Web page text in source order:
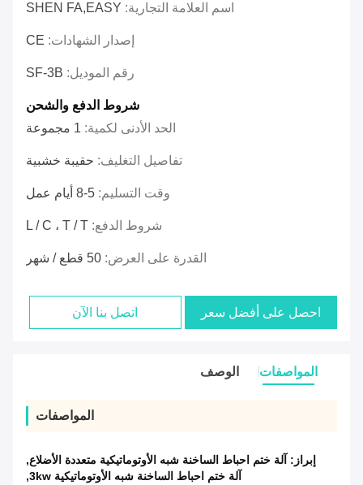
اسم العلامة التجارية: SHEN FA,EASY
إصدار الشهادات: CE
رقم الموديل: SF-3B
شروط الدفع والشحن
الحد الأدنى لكمية: 1 مجموعة
تفاصيل التغليف: حقيبة خشبية
وقت التسليم: 5-8 أيام عمل
شروط الدفع: L / C ، T / T
القدرة على العرض: 50 قطع / شهر
احصل على أفضل سعر اتصل بنا الآن
المواصفات الوصف
المواصفات
إبراز: آلة ختم احباط الساخنة شبه الأوتوماتيكية متعددة الأضلاع,
آلة ختم احباط الساخنة شبه الأوتوماتيكية 3kw
,